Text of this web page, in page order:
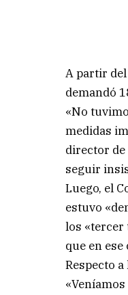
A partir
demandó
«No
medidas
director de
seguir
Luego, el
estuvo
los «tercer
que en
Respecto